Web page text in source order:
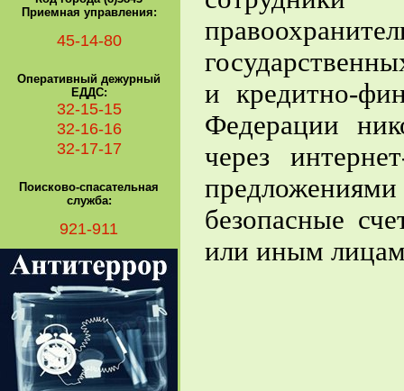
и кредитно-
Федерации
через
безопасные
или иным
Приемная управления:
45-14-80
Оперативный дежурный
ЕДДС:
32-15-15
32-16-16
32-17-17
Поисково-спасательная
служба:
921-911